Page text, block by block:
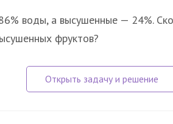
воды, а высушенные — 24%.
фруктов?